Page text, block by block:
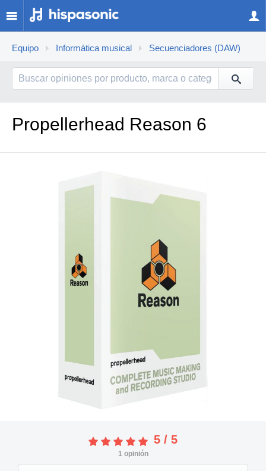
Equipo Informática musical Secuenciadores (DAW)
Propellerhead Reason 6
5 / 5
1opinión